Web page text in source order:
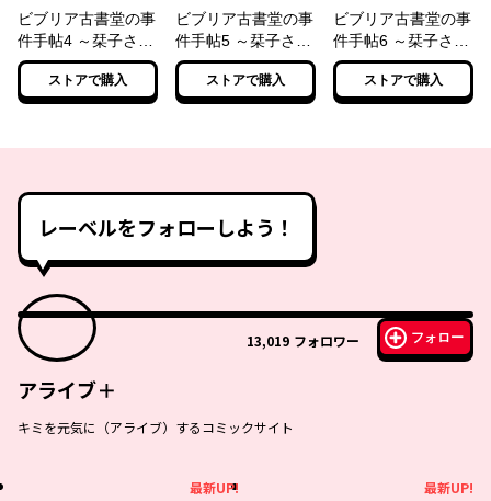
ビブリア古書堂の事
件手帖4 ～栞子さん
と二つの顔～
ストアで購入
ビブリア古書堂の事
件手帖5 ～栞子さん
と繋がりの時～
ストアで購入
ビブリア古書堂の事
件手帖6 ～栞子さん
と巡るさだめ～
ストアで購入
レーベルをフォローしよう！
13,019 フォロワー フォロー
アライブ＋
キミを元気に（アライブ）するコミックサイト
最新UP! 最新UP!